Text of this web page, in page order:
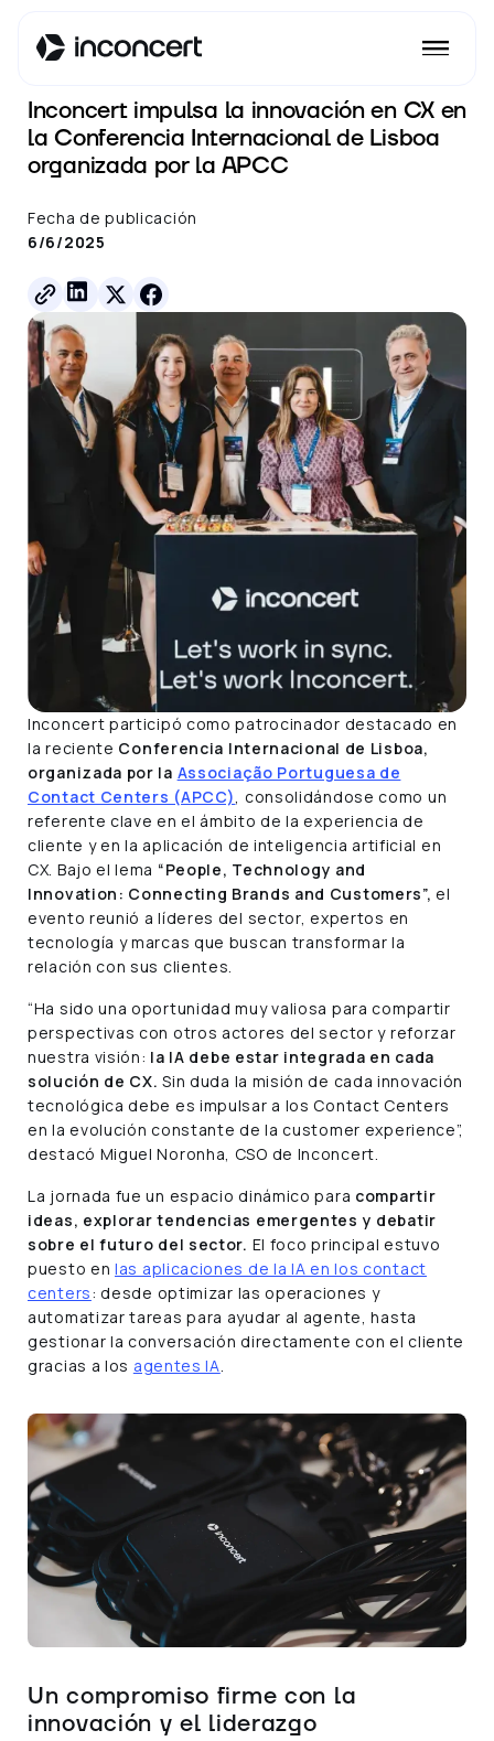
Ver todos los posts
Inconcert impulsa la innovación en CX en
la Conferencia Internacional de Lisboa
organizada por la APCC
Fecha de publicación
6/6/2025
Inconcert participó como patrocinador destacado en
la reciente Conferencia Internacional de Lisboa,
organizada por la Associação Portuguesa de
Contact Centers (APCC), consolidándose como un
referente clave en el ámbito de la experiencia de
cliente y en la aplicación de inteligencia artificial en
CX. Bajo el lema “People, Technology and
Innovation: Connecting Brands and Customers”, el
evento reunió a líderes del sector, expertos en
tecnología y marcas que buscan transformar la
relación con sus clientes.
“Ha sido una oportunidad muy valiosa para compartir
perspectivas con otros actores del sector y reforzar
nuestra visión: la IA debe estar integrada en cada
solución de CX. Sin duda la misión de cada innovación
tecnológica debe es impulsar a los Contact Centers
en la evolución constante de la customer experience”,
destacó Miguel Noronha, CSO de Inconcert.
La jornada fue un espacio dinámico para compartir
ideas, explorar tendencias emergentes y debatir
sobre el futuro del sector. El foco principal estuvo
puesto en las aplicaciones de la IA en los contact
centers: desde optimizar las operaciones y
automatizar tareas para ayudar al agente, hasta
gestionar la conversación directamente con el cliente
gracias a los agentes IA.
Un compromiso firme con la
innovación y el liderazgo